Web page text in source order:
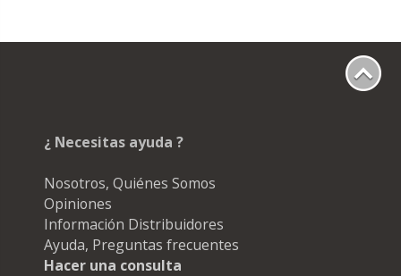
¿ Necesitas ayuda ?
Nosotros, Quiénes Somos
Opiniones
Información Distribuidores
Ayuda, Preguntas frecuentes
Hacer una consulta